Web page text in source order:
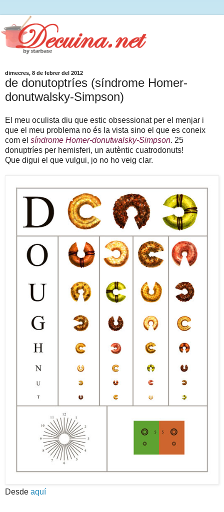
dimecres, 8 de febrer del 2012
de donutoptríes (síndrome Homer-
donutwalsky-Simpson)
El meu oculista diu que estic obsessionat per el menjar i
que el meu problema no és la vista sino el que es coneix
com el síndrome Homer-donutwalsky-Simpson. 25
donuptríes per hemisferi, un autèntic cuatrodonuts!
Que digui el que vulgui, jo no ho veig clar.
Desde aquí